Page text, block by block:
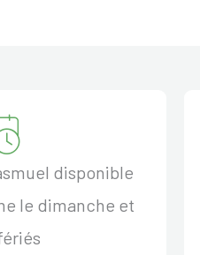
disponible
le dimanche et